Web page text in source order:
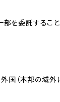
を委託するこ
国（本邦の域